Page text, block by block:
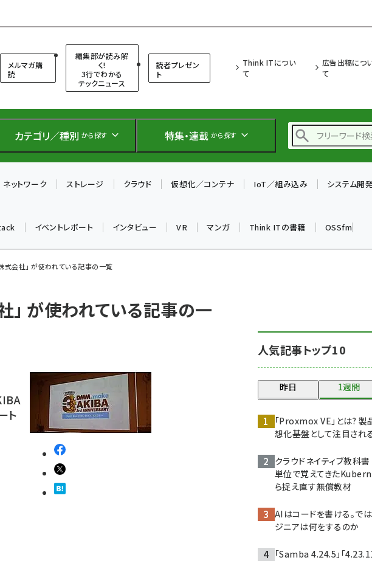
メルマガ購
読
編集部が読み解
く!
3行でわかる
テックニュース
読者プレゼン
ト
Think ITについ
て
広告出稿につ
て
カテゴリ／種別 から探す 特集・連載 から探す
仲間と築
drupal
genai
abc123
ネットワーク ストレージ クラウド 仮想化／コンテナ IoT／組み込み システム開
イベントレポート インタビュー VR マンガ Think ITの書籍 OSSfm
式会社」 が使われている記事の一覧
」 が使われている記事の一
ト
人気記事トップ10
昨日 1週間
「Proxmox VE」とは?
想化基盤として注目され
クラウドネイティブ教科書
単位で覚えてきた
ら捉え直す無償教材
AIはコードを書ける。では
ジニアは何をするのか
「Samba 4.24.5」「